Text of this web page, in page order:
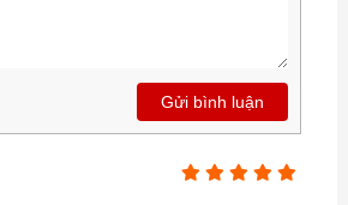
Gửi bình luận